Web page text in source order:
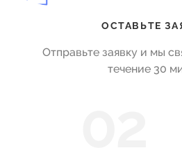
ОСТАВЬТЕ
Отправьте заявку и мы
течение 30